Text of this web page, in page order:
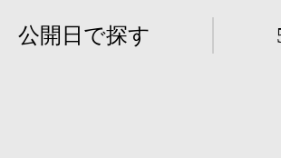
公開日で探す